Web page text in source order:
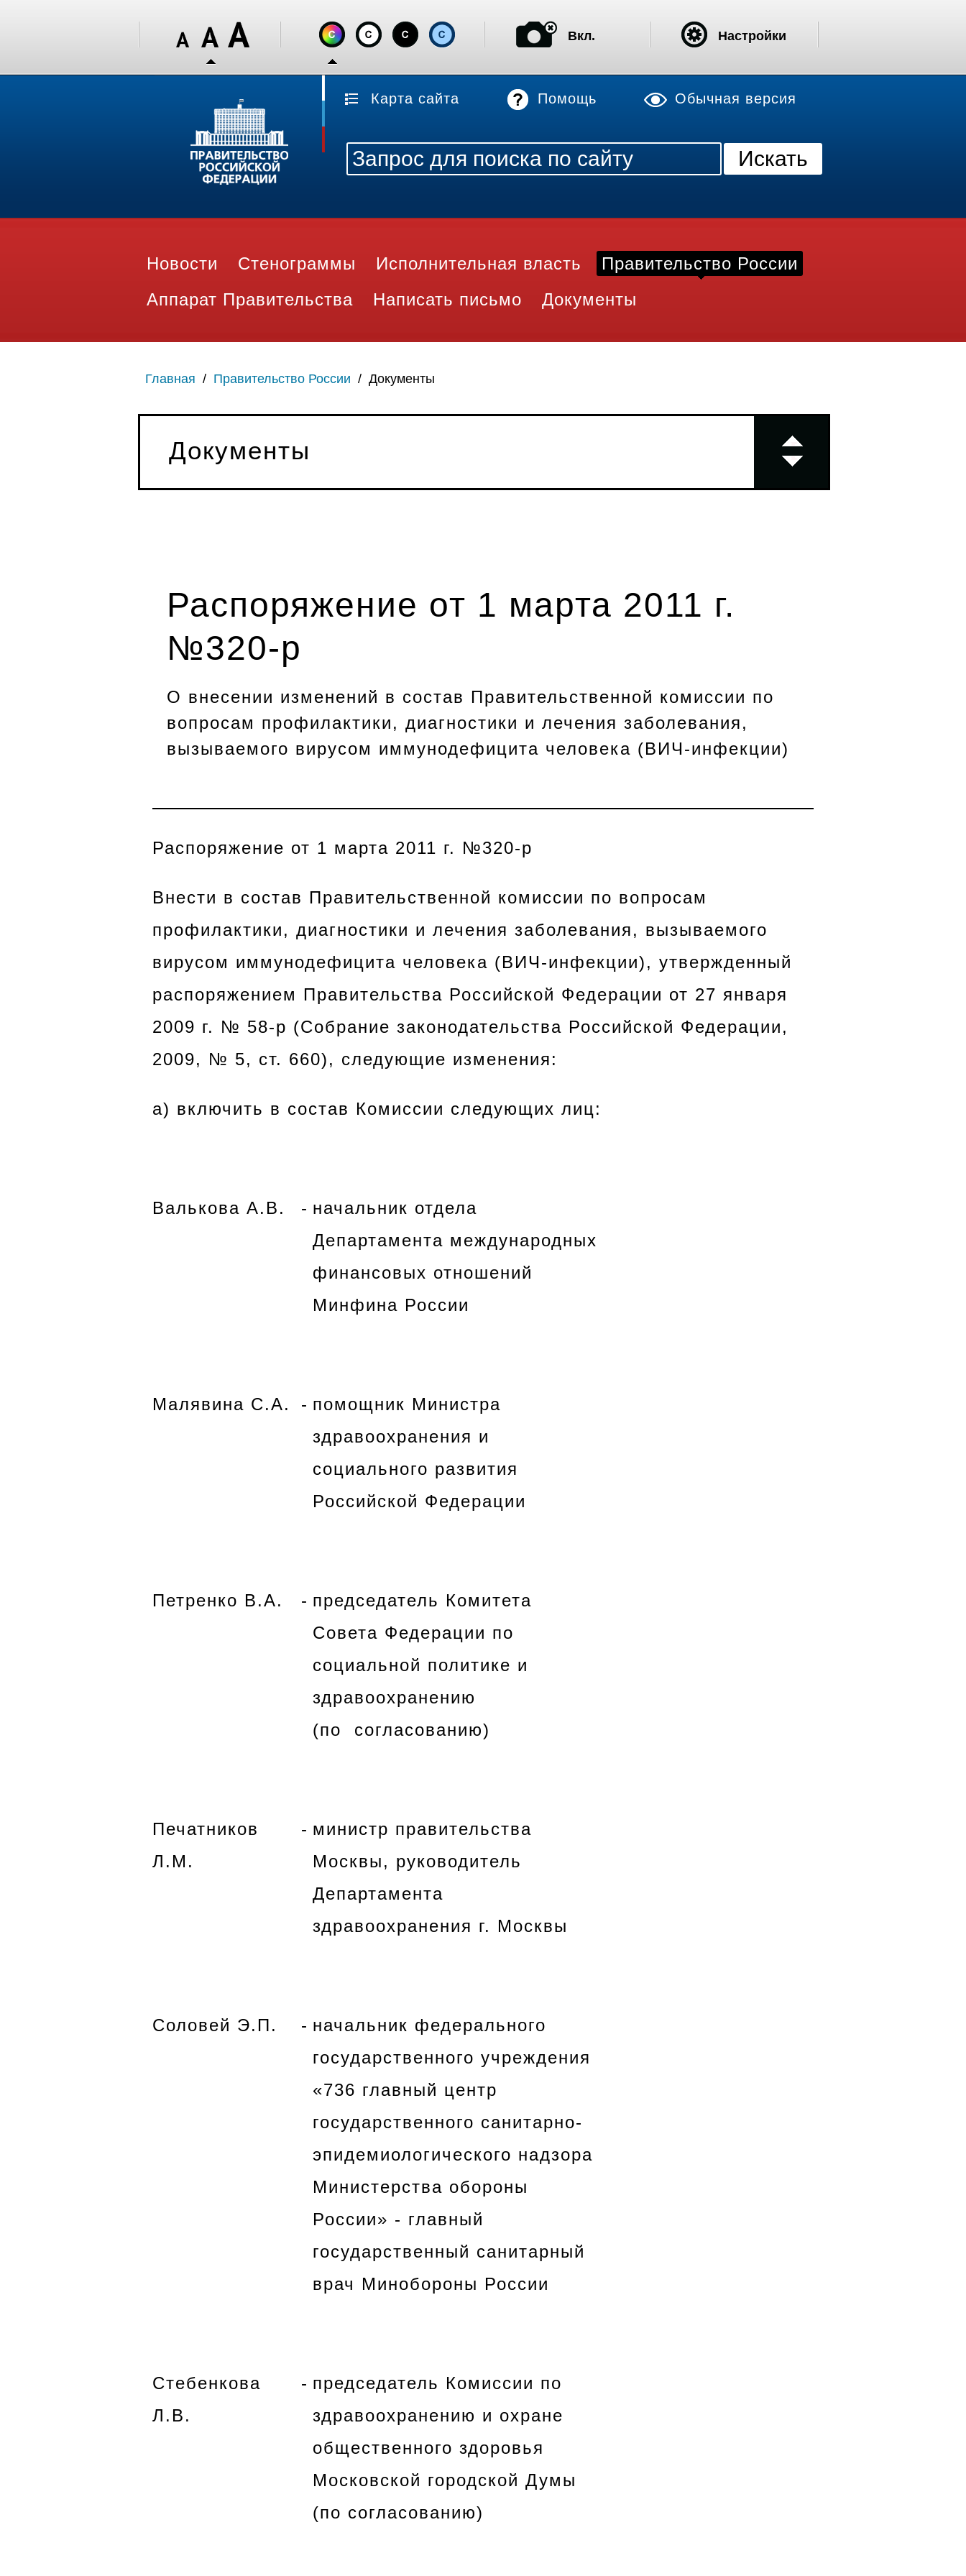
Карта сайта Помощь Обычная версия
Новости Стенограммы Исполнительная власть
Правительство России
Аппарат Правительства
Написать письмо Документы
Главная / Правительство России / Документы
Документы
Распоряжение от 1 марта 2011 г.
№320-р
О внесении изменений в состав Правительственной комиссии по
вопросам профилактики, диагностики и лечения заболевания,
вызываемого вирусом иммунодефицита человека (ВИЧ-инфекции)
Распоряжение от 1 марта 2011 г. №320-р
Внести в состав Правительственной комиссии по вопросам
профилактики, диагностики и лечения заболевания, вызываемого
вирусом иммунодефицита человека (ВИЧ-инфекции), утвержденный
распоряжением Правительства Российской Федерации от 27 января
2009 г. № 58-р (Собрание законодательства Российской Федерации,
2009, № 5, ст. 660), следующие изменения:
а) включить в состав Комиссии следующих лиц:
Валькова А.В. - начальник отдела
Департамента международных
финансовых отношений
Минфина России
Малявина С.А. - помощник Министра
здравоохранения и
социального развития
Российской Федерации
Петренко В.А. - председатель Комитета
Совета Федерации по
социальной политике и
здравоохранению
(по согласованию)
Печатников
Л.М.
- министр правительства
Москвы, руководитель
Департамента
здравоохранения г. Москвы
Соловей Э.П. - начальник федерального
государственного учреждения
«736 главный центр
государственного санитарно-
эпидемиологического надзора
Министерства обороны
России» - главный
государственный санитарный
врач Минобороны России
Стебенкова
Л.В.
- председатель Комиссии по
здравоохранению и охране
общественного здоровья
Московской городской Думы
(по согласованию)
Вкл. Настройки